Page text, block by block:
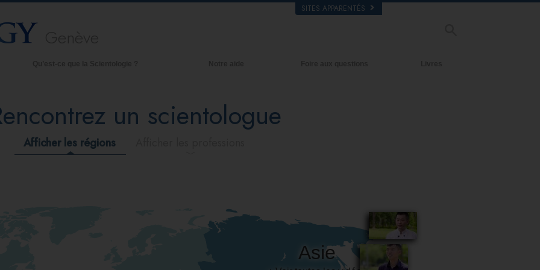
SITES APPARENTÉS
et Codes de Scientologie
scientologues et la Scientologie
un scientologue
L’organisation de la Scientologie
un scientologue
Afficher les régions